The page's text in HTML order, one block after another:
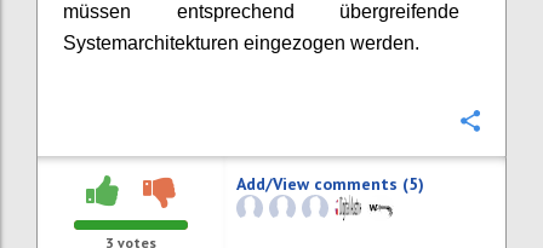
müssen entsprechend übergreifende
Systemarchitekturen eingezogen werden.
3 votes
Add/View comments (5)